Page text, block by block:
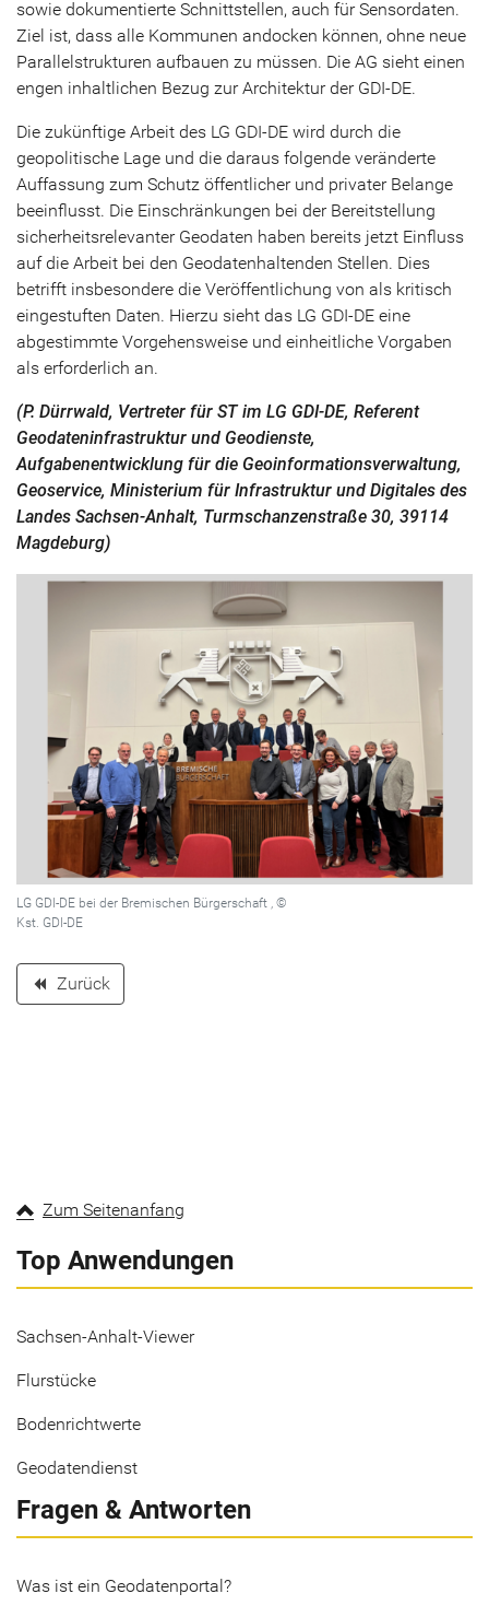
sowie dokumentierte Schnittstellen, auch für Sensordaten.
Ziel ist, dass alle Kommunen andocken können, ohne neue
Parallelstrukturen aufbauen zu müssen. Die AG sieht einen
engen inhaltlichen Bezug zur Architektur der GDI-DE.
Die zukünftige Arbeit des LG GDI-DE wird durch die
geopolitische Lage und die daraus folgende veränderte
Auffassung zum Schutz öffentlicher und privater Belange
beeinflusst. Die Einschränkungen bei der Bereitstellung
sicherheitsrelevanter Geodaten haben bereits jetzt Einfluss
auf die Arbeit bei den Geodatenhaltenden Stellen. Dies
betrifft insbesondere die Veröffentlichung von als kritisch
eingestuften Daten. Hierzu sieht das LG GDI-DE eine
abgestimmte Vorgehensweise und einheitliche Vorgaben
als erforderlich an.
(P. Dürrwald, Vertreter für ST im LG GDI-DE, Referent
Geodateninfrastruktur und Geodienste,
Aufgabenentwicklung für die Geoinformationsverwaltung,
Geoservice, Ministerium für Infrastruktur und Digitales des
Landes Sachsen-Anhalt, Turmschanzenstraße 30, 39114
Magdeburg)
LG GDI-DE bei der Bremischen Bürgerschaft , ©
Kst. GDI-DE
backward Zurück
Zum Seitenanfang
Top Anwendungen
Sachsen-Anhalt-Viewer
Flurstücke
Bodenrichtwerte
Geodatendienst
Fragen & Antworten
Was ist ein Geodatenportal?